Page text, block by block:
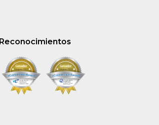
Reconocimientos